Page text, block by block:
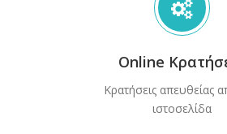
Online
Κρατήσεις απευθείας
ιστοσελίδα